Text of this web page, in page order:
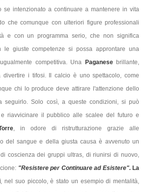
se intenzionato a continuare a mantenere in vita
che comunque con ulteriori figure professionali
e con un programma serio, che non significa
le giuste competenze si possa approntare una
competitiva. Una Paganesebrillante,
divertire i tifosi. Il calcio è uno spettacolo, come
chi lo produce deve attirare l'attenzione dello
seguirlo. Solo così, a queste condizioni, si può
riavvicinare il pubblico alle scalee del futuro e
, in odore di ristrutturazione grazie alle
del sangue e della giusta causa è avvenuto un
coscienza dei gruppi ultras, di riunirsi di nuovo,
"Resistere per Continuare ad Esistere". La
, nel suo piccolo, è stato un esempio di mentalità,